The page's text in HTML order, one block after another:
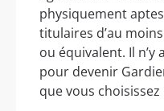
physiquement
titulaires d’au
ou équivalent. Il n’y
pour devenir
que vous choisissez